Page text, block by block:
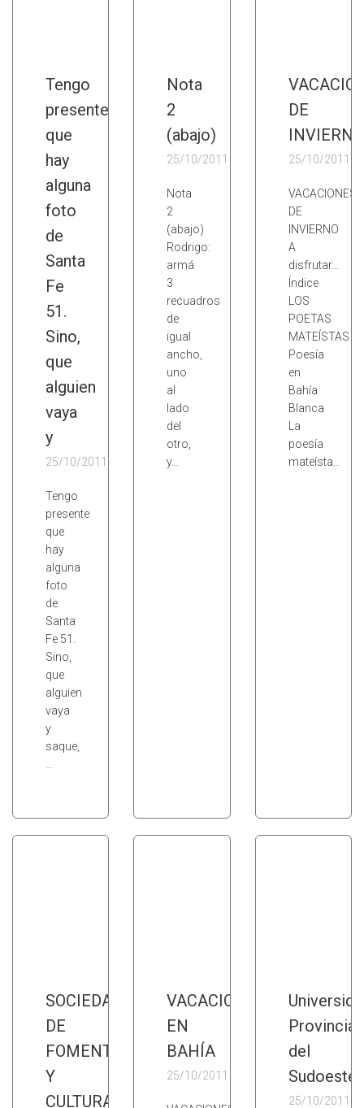
Tengo
presente
que
hay
alguna
foto
de
Santa
Fe
51.
Sino,
que
alguien
vaya
y
25/10/2011
Tengo
presente
que
hay
alguna
foto
de
Santa
Fe 51.
Sino,
que
alguien
vaya
y
saque,
Nota
2
(abajo)
25/10/2011
Nota
2
(abajo)
Rodrigo:
armá
3
recuadros
de
igual
ancho,
uno
al
lado
del
otro,
y…
DE
INVIERNO
25/10/2011
VACACIONES
DE
INVIERNO
A
disfrutar…
Índice
LOS
POETAS
MATEÍSTAS
Poesía
en
Bahía
Blanca
La
poesía
mateísta…
SOCIEDAD
DE
FOMENTO
Y
CULTURA
VACACIONES
EN
BAHÍA
25/10/2011
Provincial
del
Sudoeste
25/10/2011